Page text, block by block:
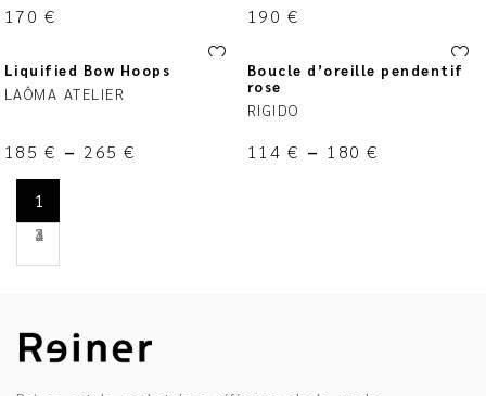
170 € 190 €
Liquified Bow Hoops
LAÔMA ATELIER
185 € – 265€
Boucle d’oreille pendentif
rose
RIGIDO
114 € – 180€
1
2
3
4